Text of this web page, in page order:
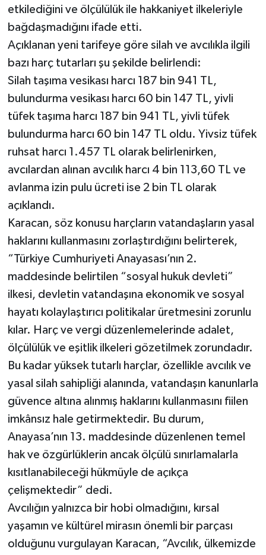
etkilediğini ve ölçülülük ile hakkaniyet ilkeleriyle
bağdaşmadığını ifade etti.
Açıklanan yeni tarifeye göre silah ve avcılıkla ilgili
bazı harç tutarları şu şekilde belirlendi:
Silah taşıma vesikası harcı 187 bin 941 TL,
bulundurma vesikası harcı 60 bin 147 TL, yivli
tüfek taşıma harcı 187 bin 941 TL, yivli tüfek
bulundurma harcı 60 bin 147 TL oldu. Yivsiz tüfek
ruhsat harcı 1.457 TL olarak belirlenirken,
avcılardan alınan avcılık harcı 4 bin 113,60 TL ve
avlanma izin pulu ücreti ise 2 bin TL olarak
açıklandı.
Karacan, söz konusu harçların vatandaşların yasal
haklarını kullanmasını zorlaştırdığını belirterek,
“Türkiye Cumhuriyeti Anayasası’nın 2.
maddesinde belirtilen “sosyal hukuk devleti”
ilkesi, devletin vatandaşına ekonomik ve sosyal
hayatı kolaylaştırıcı politikalar üretmesini zorunlu
kılar. Harç ve vergi düzenlemelerinde adalet,
ölçülülük ve eşitlik ilkeleri gözetilmek zorundadır.
Bu kadar yüksek tutarlı harçlar, özellikle avcılık ve
yasal silah sahipliği alanında, vatandaşın kanunlarla
güvence altına alınmış haklarını kullanmasını fiilen
imkânsız hale getirmektedir. Bu durum,
Anayasa’nın 13. maddesinde düzenlenen temel
hak ve özgürlüklerin ancak ölçülü sınırlamalarla
kısıtlanabileceği hükmüyle de açıkça
çelişmektedir” dedi.
Avcılığın yalnızca bir hobi olmadığını, kırsal
yaşamın ve kültürel mirasın önemli bir parçası
olduğunu vurgulayan Karacan, “Avcılık, ülkemizde